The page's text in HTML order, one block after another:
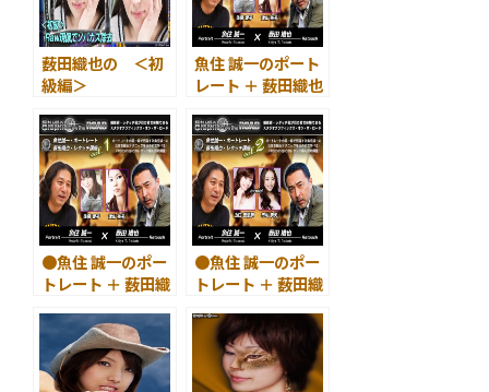
薮田織也の ＜初
級編＞
２ ～
Raw 現像でソバカ
ス除去
魚住 誠一のポート
レート ＋ 薮田織也
vol.１
●魚住 誠一のポー
トレート ＋ 薮田織
～ vol.１
●魚住 誠一のポー
トレート ＋ 薮田織
～ vol.２